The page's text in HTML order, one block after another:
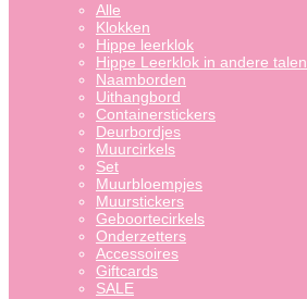
Alle
Klokken
Hippe leerklok
Hippe Leerklok in andere talen
Naamborden
Uithangbord
Containerstickers
Deurbordjes
Muurcirkels
Set
Muurbloempjes
Muurstickers
Geboortecirkels
Onderzetters
Accessoires
Giftcards
SALE